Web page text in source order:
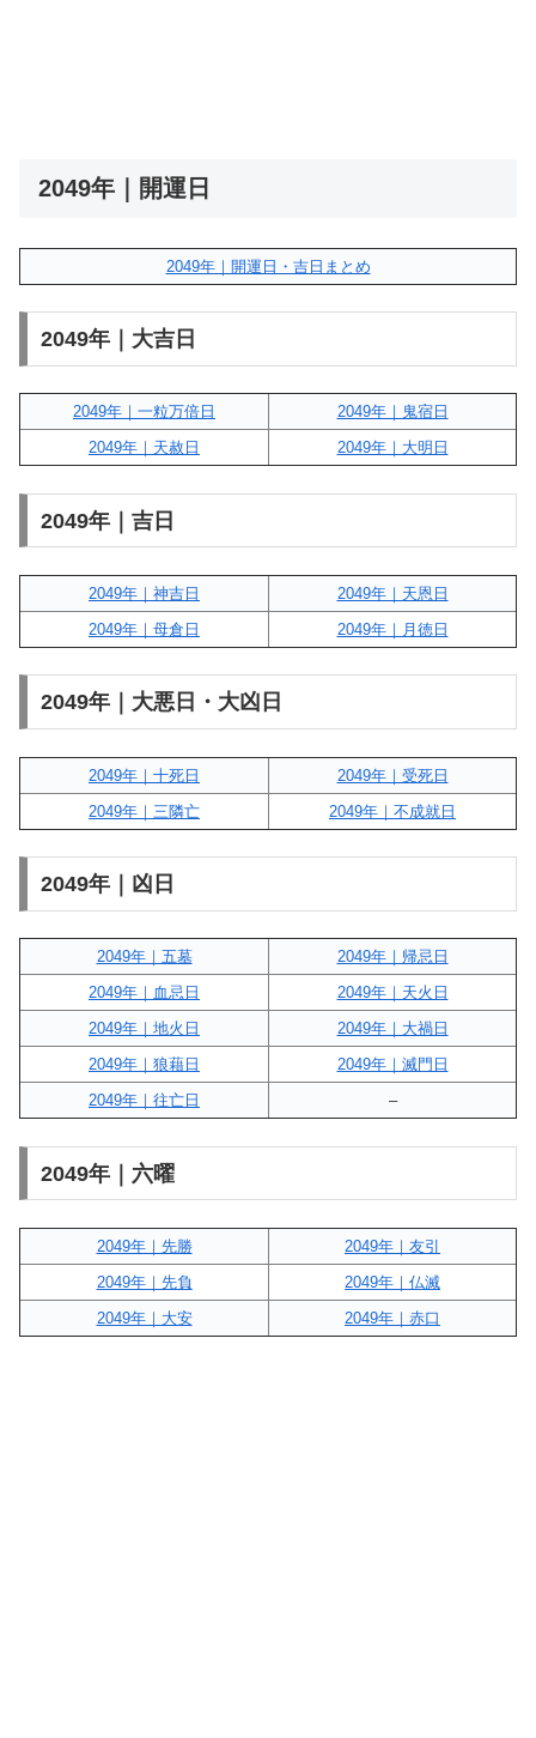
2049年｜開運日
2049年｜開運日・吉日まとめ
2049年｜大吉日
2049年｜一粒万倍日
2049年｜鬼宿日
2049年｜天赦日
2049年｜大明日
2049年｜吉日
2049年｜神吉日
2049年｜天恩日
2049年｜母倉日
2049年｜月徳日
2049年｜大悪日・大凶日
2049年｜十死日
2049年｜受死日
2049年｜三隣亡
2049年｜不成就日
2049年｜凶日
2049年｜五墓
2049年｜帰忌日
2049年｜血忌日
2049年｜天火日
2049年｜地火日
2049年｜大禍日
2049年｜狼藉日
2049年｜滅門日
2049年｜往亡日
–
2049年｜六曜
2049年｜先勝
2049年｜友引
2049年｜先負
2049年｜仏滅
2049年｜大安
2049年｜赤口